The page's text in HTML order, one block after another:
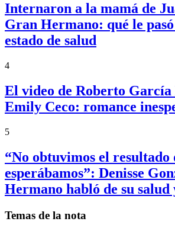
Internaron a la mamá de
Gran Hermano: qué le
estado de salud
4
El video de Roberto
Emily Ceco: romance
5
“No obtuvimos el resultado
esperábamos”: Denisse
Hermano habló de su salud
Temas de la nota